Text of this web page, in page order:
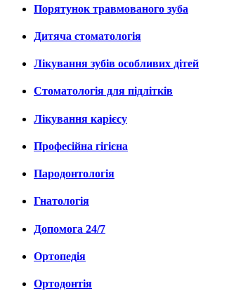
Порятунок травмованого зуба
Дитяча стоматологія
Лікування зубів особливих дітей
Стоматологія для підлітків
Лікування карієсу
Професійна гігієна
Пародонтологія
Гнатологія
Допомога 24/7
Ортопедія
Ортодонтія